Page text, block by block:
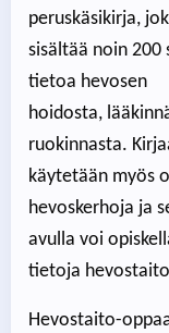
peruskäsikirja,
sisältää noin 200
tietoa hevosen
hoidosta,
ruokinnasta.
käytetään myös
hevoskerhoja ja
avulla voi
tietoja
Hevostaito-